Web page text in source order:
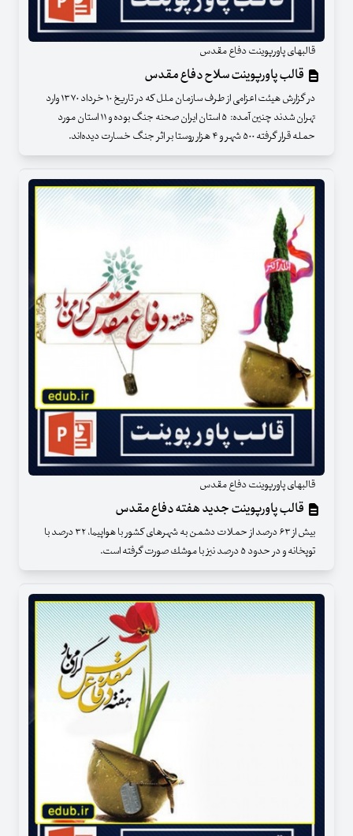
قالبهای پاورپوینت دفاع مقدس
قالب پاورپوینت سلاح دفاع مقدس
در گزارش هیئت اعزامی از طرف سازمان ملل كه در تاریخ ۱۰ خرداد ۱۳۷۰ وارد
تهران شدند چنین آمده: ۵ استان ایران صحنه جنگ بوده و ۱۱ استان مورد
حمله قرار گرفته ۵۰۰ شهر و ۴ هزار روستا بر اثر جنگ خسارت دیده‌اند.
قالبهای پاورپوینت دفاع مقدس
قالب پاورپوینت جدید هفته دفاع مقدس
بیش از ۶۳ درصد از حملات دشمن به شهرهای كشور با هواپیما، ۳۲ درصد با
توپخانه و در حدود ۵ درصد نیز با موشك صورت گرفته است.